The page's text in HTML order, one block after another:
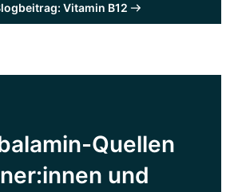
Vitamin B12
Quellen
und